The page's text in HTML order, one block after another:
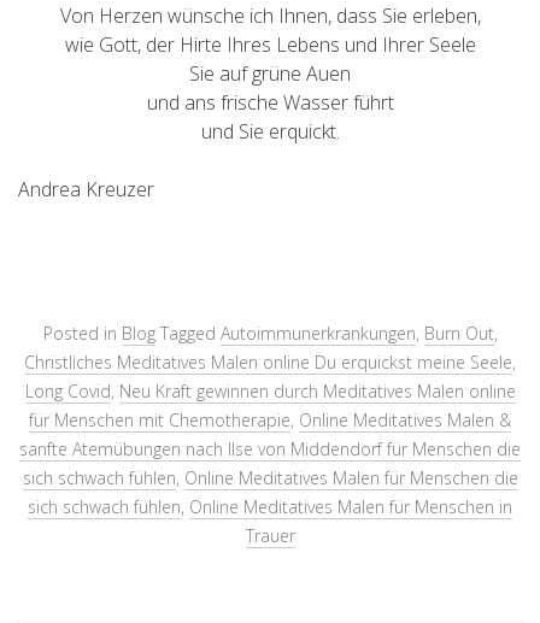
Von Herzen wünsche ich Ihnen, dass Sie erleben,
wie Gott, der Hirte Ihres Lebens und Ihrer Seele
Sie auf grüne Auen
und ans frische Wasser führt
und Sie erquickt.
Andrea Kreuzer
Posted in Blog Tagged Autoimmunerkrankungen, Burn Out,
Christliches Meditatives Malen online Du erquickst meine Seele,
Long Covid, Neu Kraft gewinnen durch Meditatives Malen online
für Menschen mit Chemotherapie, Online Meditatives Malen &
sanfte Atemübungen nach Ilse von Middendorf für Menschen die
sich schwach fühlen, Online Meditatives Malen für Menschen die
sich schwach fühlen, Online Meditatives Malen für Menschen in
Trauer